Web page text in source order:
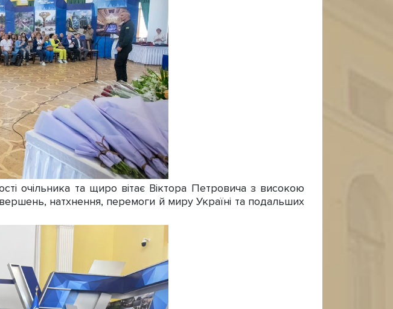
очільника та щиро вітає Віктора Петровича з високою
натхнення, перемоги й миру Україні та подальших